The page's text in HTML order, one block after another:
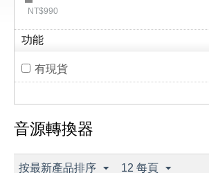
‎NT$990
功能
有現貨
音源轉換器
按最新產品排序 12 每頁